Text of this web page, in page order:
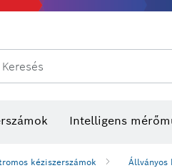
Keresés
Intelligens
kéziszerszámok Állványos